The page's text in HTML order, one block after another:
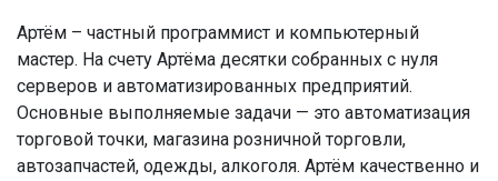
Артём – частный программист и компьютерный
мастер. На счету Артёма десятки собранных с нуля
серверов и автоматизированных предприятий.
Основные выполняемые задачи — это автоматизация
торговой точки, магазина розничной торговли,
автозапчастей, одежды, алкоголя. Артём качественно и